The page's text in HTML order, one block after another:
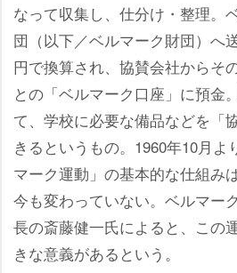
なって収集し、仕分け・整理。
団（以下／ベルマーク財団）へ
円で換算され、協賛会社からそ
との「ベルマーク口座」に預金
て、学校に必要な備品などを「
きるというもの。1960年10月
マーク運動」の基本的な仕組み
今も変わっていない。ベルマー
長の斎藤健一氏によると、この
きな意義があるという。